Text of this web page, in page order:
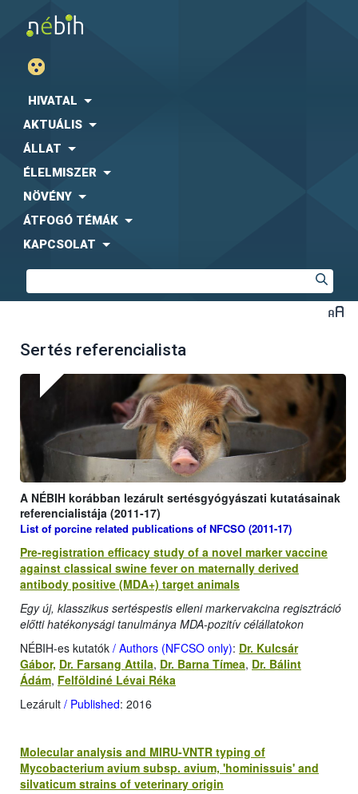
HIVATAL
AKTUÁLIS
ÁLLAT
ÉLELMISZER
NÖVÉNY
ÁTFOGÓ TÉMÁK
KAPCSOLAT
Sertés referencialista
A NÉBIH korábban lezárult sertésgyógyászati kutatásainak
referencialistája (2011-17)
List of porcine related publications of NFCSO (2011-17)
Pre-registration efficacy study of a novel marker vaccine
against classical swine fever on maternally derived
antibody positive (MDA+) target animals
Egy új, klasszikus sertéspestis elleni markervakcina regisztráció
előtti hatékonysági tanulmánya MDA-pozitív célállatokon
NÉBIH-es kutatók / Authors (NFCSO only): Dr. Kulcsár
Gábor, Dr. Farsang Attila, Dr. Barna Tímea, Dr. Bálint
Ádám, Felföldiné Lévai Réka
Lezárult / Published: 2016
Molecular analysis and MIRU-VNTR typing of
Mycobacterium avium subsp. avium, 'hominissuis' and
silvaticum strains of veterinary origin